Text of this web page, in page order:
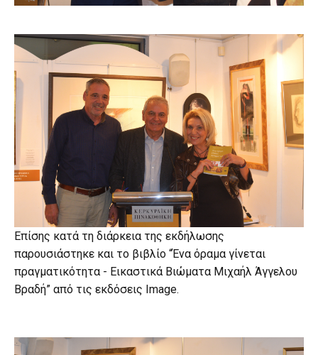
Επίσης κατά τη διάρκεια της εκδήλωσης
παρουσιάστηκε και το βιβλίο “Ένα όραμα γίνεται
πραγματικότητα - Εικαστικά Βιώματα Μιχαήλ Άγγελου
Βραδή” από τις εκδόσεις Image.